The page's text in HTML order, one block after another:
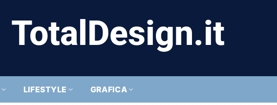
TotalDesign.it
LIFESTYLE GRAFICA